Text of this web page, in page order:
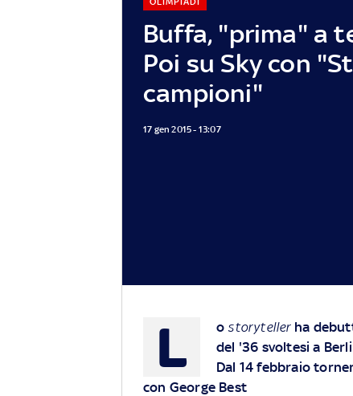
Buffa, "prima" a
Poi su Sky con
campioni"
17 gen 2015 - 13:07
L o storytellerha
del '36 svoltesi a
Dal 14 febbraio
con George Best